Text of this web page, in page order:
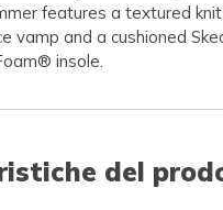
features a textured
vamp and a cushioned
insole.
del